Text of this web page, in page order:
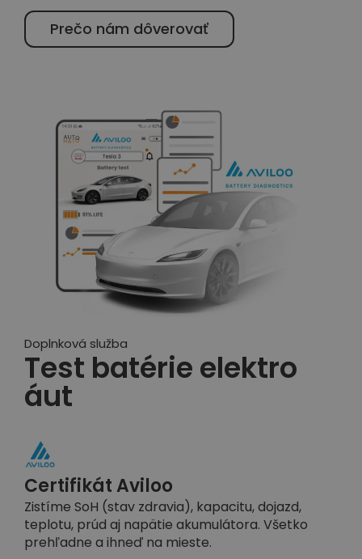
Prečo nám dôverovať
Doplnková služba
Test batérie elektro
áut
Certifikát Aviloo
Zistíme SoH (stav zdravia), kapacitu, dojazd,
teplotu, prúd aj napätie akumulátora. Všetko
prehľadne a ihneď na mieste.